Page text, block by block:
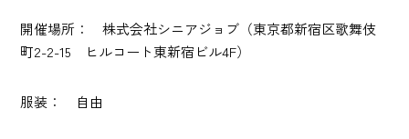
開催場所： 株式会社シニアジョブ（東京都新宿区歌舞伎
町2-2-15 ヒルコート東新宿ビル4F）
服装： 自由